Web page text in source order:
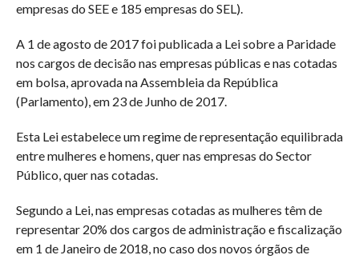
empresas do SEE e 185 empresas do SEL).
A 1 de agosto de 2017 foi publicada a Lei sobre a Paridade
nos cargos de decisão nas empresas públicas e nas cotadas
em bolsa, aprovada na Assembleia da República
(Parlamento), em 23 de Junho de 2017.
Esta Lei estabelece um regime de representação equilibrada
entre mulheres e homens, quer nas empresas do Sector
Público, quer nas cotadas.
Segundo a Lei, nas empresas cotadas as mulheres têm de
representar 20% dos cargos de administração e fiscalização
em 1 de Janeiro de 2018, no caso dos novos órgãos de